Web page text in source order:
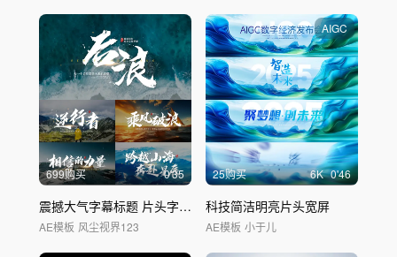
699购买 0'35
震撼大气字幕标题 片头字幕 1
AE模板 风尘视界123
AIGC
25购买 6K 0'46
科技简洁明亮片头宽屏
AE模板 小于儿